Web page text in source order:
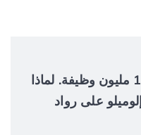
$4.2 مليار في الإيرادات. 1.5 مليون وظيفة. لماذا
على رواد